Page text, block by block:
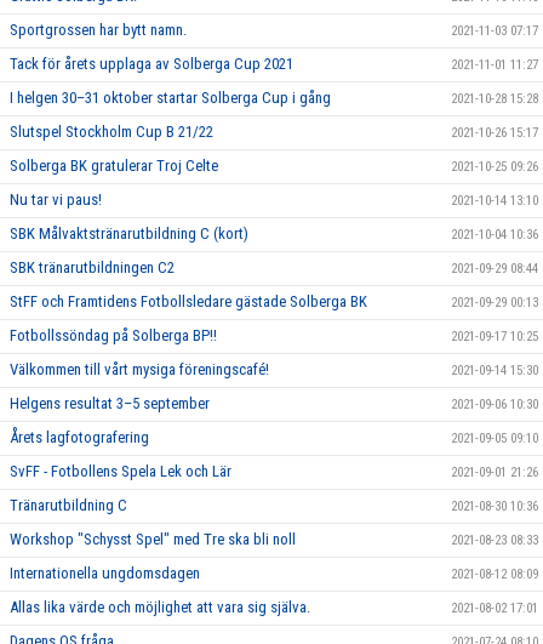
Sportgrossen har bytt namn. 2021-11-03 07:17
Tack för årets upplaga av Solberga Cup 2021 2021-11-01 11:27
I helgen 30–31 oktober startar Solberga Cup i gång 2021-10-28 15:28
Slutspel Stockholm Cup B 21/22 2021-10-26 15:17
Solberga BK gratulerar Troj Celte 2021-10-25 09:26
Nu tar vi paus! 2021-10-14 13:10
SBK Målvaktstränarutbildning C (kort) 2021-10-04 10:36
SBK tränarutbildningen C2 2021-09-29 08:44
StFF och Framtidens Fotbollsledare gästade Solberga BK 2021-09-29 00:13
Fotbollssöndag på Solberga BP!! 2021-09-17 10:25
Välkommen till vårt mysiga föreningscafé! 2021-09-14 15:30
Helgens resultat 3–5 september 2021-09-06 10:30
Årets lagfotografering 2021-09-05 09:10
SvFF - Fotbollens Spela Lek och Lär 2021-09-01 21:26
Tränarutbildning C 2021-08-30 10:36
Workshop "Schysst Spel" med Tre ska bli noll 2021-08-23 08:33
Internationella ungdomsdagen 2021-08-12 08:09
Allas lika värde och möjlighet att vara sig själva. 2021-08-02 17:01